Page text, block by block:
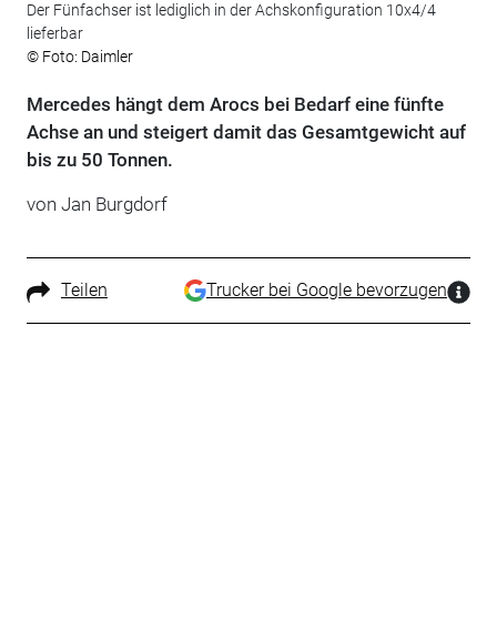
Der Fünfachser ist lediglich in der Achskonfiguration 10x4/4
lieferbar
© Foto: Daimler
Mercedes hängt dem Arocs bei Bedarf eine fünfte
Achse an und steigert damit das Gesamtgewicht auf
bis zu 50 Tonnen.
von Jan Burgdorf
Teilen Trucker bei Google bevorzugen